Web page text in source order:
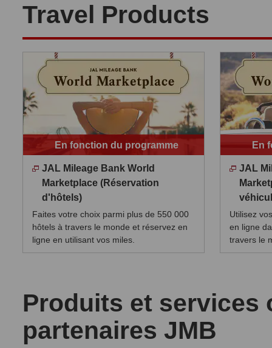
Travel Products
En fonction du programme
JAL Mileage Bank World
Marketplace (Réservation
d'hôtels)
Faites votre choix parmi plus de 550 000
hôtels à travers le monde et réservez en
ligne en utilisant vos miles.
En
JAL
Utilisez
en ligne
travers le
Produits et services
partenaires JMB